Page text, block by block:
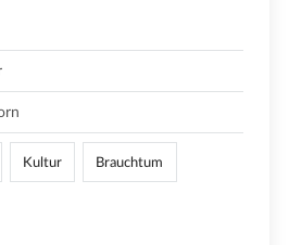
Kultur Brauchtum